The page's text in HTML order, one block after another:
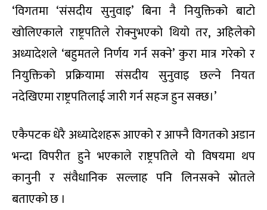
‘विगतमा ‘संसदीय सुनुवाइ’ बिना नै नियुक्तिको बाटो
खोलिएकाले राष्ट्रपतिले रोक्नुभएको थियो तर, अहिलेको
अध्यादेशले ‘बहुमतले निर्णय गर्न सक्ने’ कुरा मात्र गरेको र
नियुक्तिको प्रक्रियामा संसदीय सुनुवाइ छल्ने नियत
नदेखिएमा राष्ट्रपतिलाई जारी गर्न सहज हुन सक्छ।’
एकैपटक धेरै अध्यादेशहरू आएको र आफ्नै विगतको अडान
भन्दा विपरीत हुने भएकाले राष्ट्रपतिले यो विषयमा थप
कानुनी र संवैधानिक सल्लाह पनि लिनसक्ने स्रोतले
बताएको छ ।